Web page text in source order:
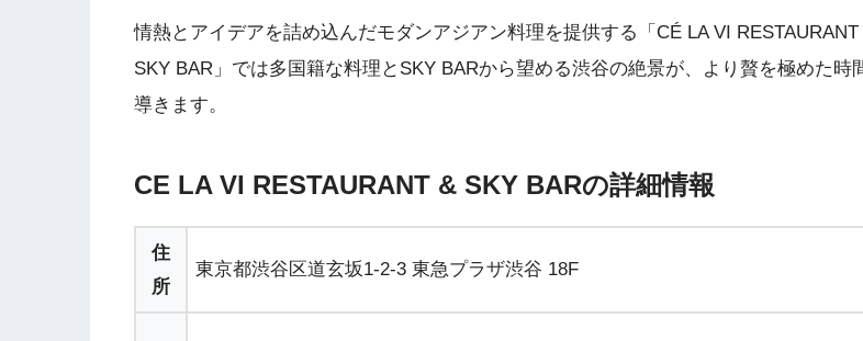
情熱とアイデアを詰め込んだモダンアジアン料理を提供する「CÉ LA VI RESTAURANT
SKY BAR」では多国籍な料理とSKY BARから望める渋谷の絶景が、より贅を極めた時
導きます。
CE LA VI RESTAURANT & SKY BARの詳細情報
住
所
東京都渋谷区道玄坂1-2-3 東急プラザ渋谷 18F